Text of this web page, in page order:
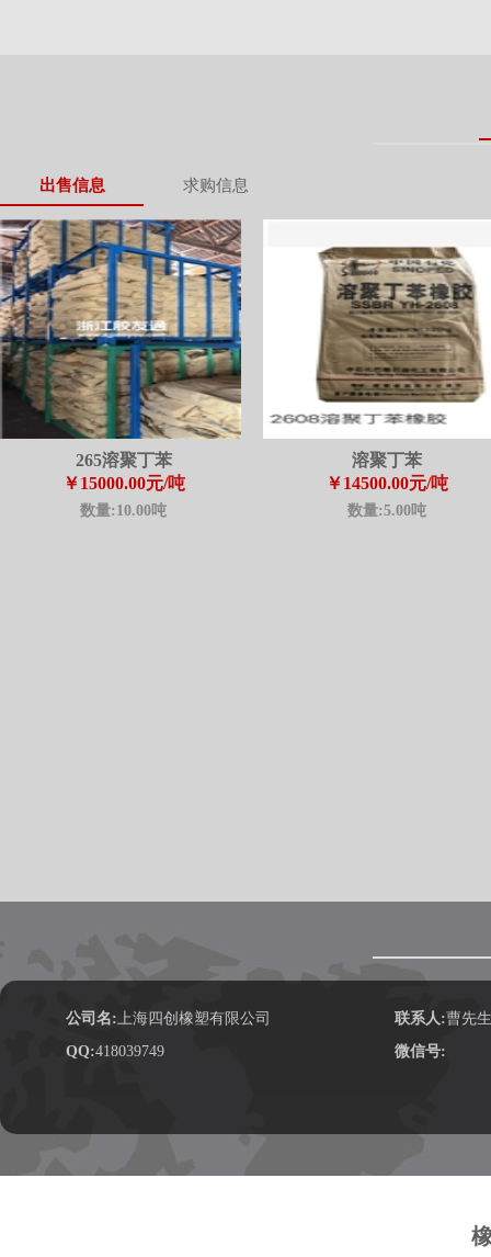
出售信息 求购信息
265溶聚丁苯
￥15000.00元/吨
数量:10.00吨
溶聚丁苯
￥14500.00元/吨
数量:5.00吨
公司名:上海四创橡塑有限公司 联系人:曹先生
QQ:418039749 微信号: